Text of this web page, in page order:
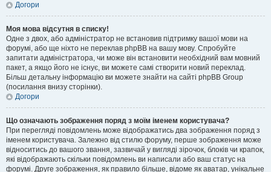
Догори
Моя мова відсутня в списку!
Одне з двох, або адміністратор не встановив підтримку вашої мови на
форумі, або ще ніхто не переклав phpBB на вашу мову. Спробуйте
запитати адміністратора, чи може він встановити необхідний вам мовний
пакет, а якщо його не існує, ви можете самі створити новий переклад.
Більш детальну інформацію ви можете знайти на сайті phpBB Group
(посилання внизу сторінки).
Догори
Що означають зображення поряд з моїм іменем користувача?
При перегляді повідомлень може відображатись два зображення поряд з
іменем користувача. Залежно від стилю форуму, перше зображення може
відноситись до вашого звання, зазвичай у вигляді зірочок, блоків чи крапок,
які відображають скільки повідомлень ви написали або ваш статус на
форумі. Друге зображення, як правило більше, відоме як аватар, унікальне